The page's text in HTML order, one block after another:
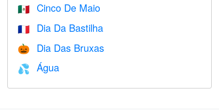
🇲🇽 Cinco De Maio
🇫🇷 Dia Da Bastilha
🎃 Dia Das Bruxas
💦 Água